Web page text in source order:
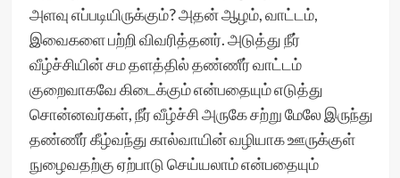
அளவு எப்படியிருக்கும்? அதன் ஆழம், வாட்டம்,
இவைகளை பற்றி விவரித்தனர். அடுத்து நீர்
வீழ்ச்சியின் சம தளத்தில் தண்ணீர் வாட்டம்
குறைவாகவே கிடைக்கும் என்பதையும் எடுத்து
சொன்னவர்கள், நீர் வீழ்ச்சி அருகே சற்று மேலே இருந்து
தண்ணீர் கீழ்வந்து கால்வாயின் வழியாக ஊருக்குள்
நுழைவதற்கு ஏற்பாடு செய்யலாம் என்பதையும்